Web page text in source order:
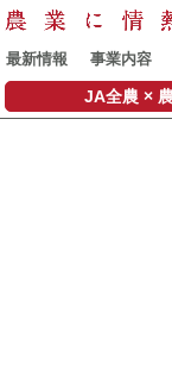
最新情報 事業内容
JA全農 ×